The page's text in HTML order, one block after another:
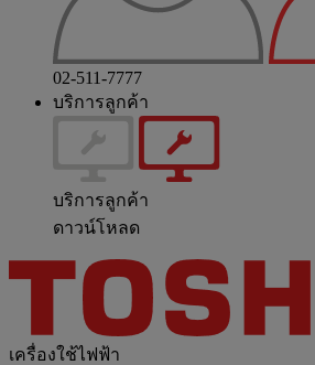
02-511-7777
บริการลูกค้า
บริการลูกค้า
ดาวน์โหลด
เครื่องใช้ไฟฟ้า